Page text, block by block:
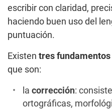
escribir con claridad,
haciendo buen uso del
puntuación.
Existen tres
que son:
la corrección:
ortográficas,